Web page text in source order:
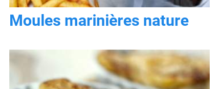
Moules marinières nature